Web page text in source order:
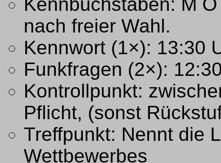
nach freier Wahl.
Kennwort (1×): 13:30
Funkfragen (2×):
Kontrollpunkt:
Pflicht, (sonst
Treffpunkt: Nennt die
Wettbewerbes